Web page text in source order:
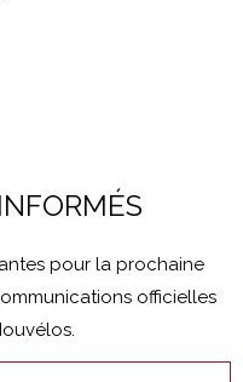
pour la prochaine
officielles